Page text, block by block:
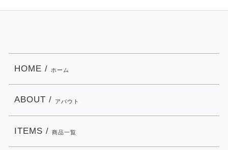
HOME / ホーム
ABOUT / アバウト
ITEMS / 商品一覧